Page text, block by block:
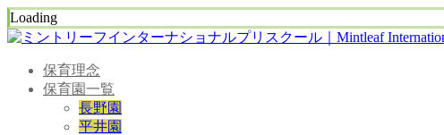
Loading
保育理念
保育園一覧
長野園
平井園